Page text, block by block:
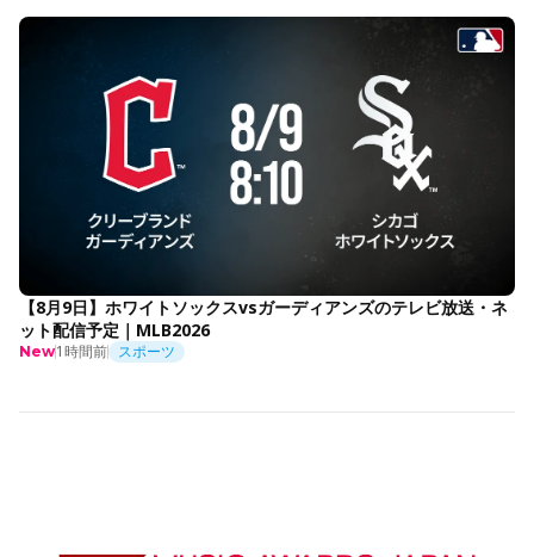
【8月9日】ホワイトソックスvsガーディアンズのテレビ放送・ネ
ット配信予定｜MLB2026
New1時間前 スポーツ